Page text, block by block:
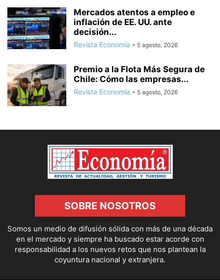
Mercados atentos a empleo e
inflación de EE. UU. ante
decisión...
Revista Economía - 5 agosto, 2026
Premio a la Flota Más Segura de
Chile: Cómo las empresas...
Revista Economía - 5 agosto, 2026
SOBRE NOSOTROS
Somos un medio de difusión sólida con más de una década
en el mercado y siempre ha buscado estar acorde con
responsabilidad a los nuevos retos que nos plantean la
coyuntura nacional y extranjera.